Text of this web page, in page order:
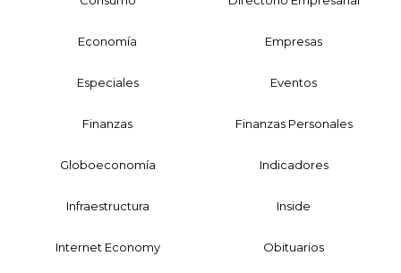
Economía Empresas
Especiales Eventos
Finanzas Finanzas Personales
Globoeconomía Indicadores
Infraestructura Inside
Internet Economy Obituarios